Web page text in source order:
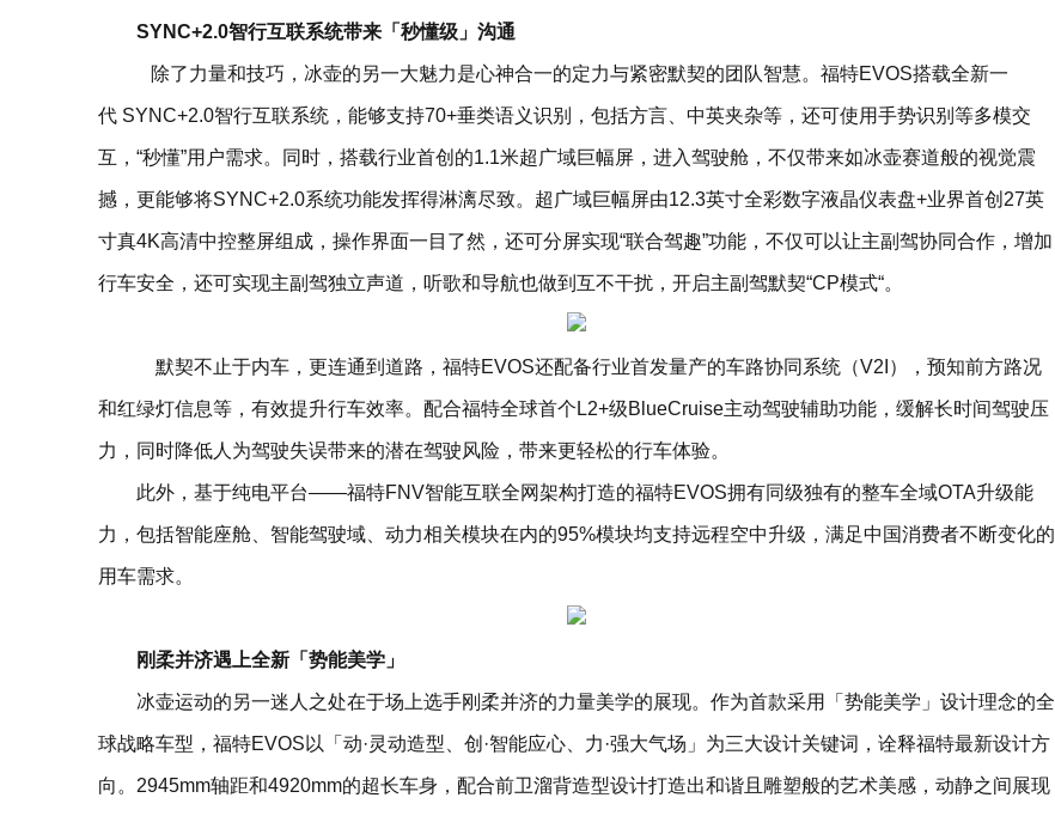
SYNC+2.0智行互联系统带来「秒懂级」沟通
除了力量和技巧，冰壶的另一大魅力是心神合一的定力与紧密默契的团队智慧。福特EVOS搭载全新一
代 SYNC+2.0智行互联系统，能够支持70+垂类语义识别，包括方言、中英夹杂等，还可使用手势识别等多模交
互，“秒懂”用户需求。同时，搭载行业首创的1.1米超广域巨幅屏，进入驾驶舱，不仅带来如冰壶赛道般的视觉震
撼，更能够将SYNC+2.0系统功能发挥得淋漓尽致。超广域巨幅屏由12.3英寸全彩数字液晶仪表盘+业界首创27英
寸真4K高清中控整屏组成，操作界面一目了然，还可分屏实现“联合驾趣”功能，不仅可以让主副驾协同合作，增加
行车安全，还可实现主副驾独立声道，听歌和导航也做到互不干扰，开启主副驾默契“CP模式“。
默契不止于内车，更连通到道路，福特EVOS还配备行业首发量产的车路协同系统（V2I），预知前方路况
和红绿灯信息等，有效提升行车效率。配合福特全球首个L2+级BlueCruise主动驾驶辅助功能，缓解长时间驾驶压
力，同时降低人为驾驶失误带来的潜在驾驶风险，带来更轻松的行车体验。
此外，基于纯电平台——福特FNV智能互联全网架构打造的福特EVOS拥有同级独有的整车全域OTA升级能
力，包括智能座舱、智能驾驶域、动力相关模块在内的95%模块均支持远程空中升级，满足中国消费者不断变化的
用车需求。
刚柔并济遇上全新「势能美学」
冰壶运动的另一迷人之处在于场上选手刚柔并济的力量美学的展现。作为首款采用「势能美学」设计理念的全
球战略车型，福特EVOS以「动·灵动造型、创·智能应心、力·强大气场」为三大设计关键词，诠释福特最新设计方
向。2945mm轴距和4920mm的超长车身，配合前卫溜背造型设计打造出和谐且雕塑般的艺术美感，动静之间展现